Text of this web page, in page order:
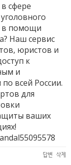
сфере
в помощи
Наш сервис
юристов и
к
и
всей России.
для
ваших
답변 삭제